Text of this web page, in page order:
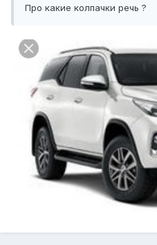
Про какие колпачки речь ?